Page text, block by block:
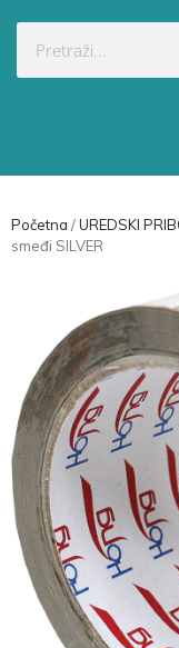
Početna /UREDSKI
smeđi SILVER